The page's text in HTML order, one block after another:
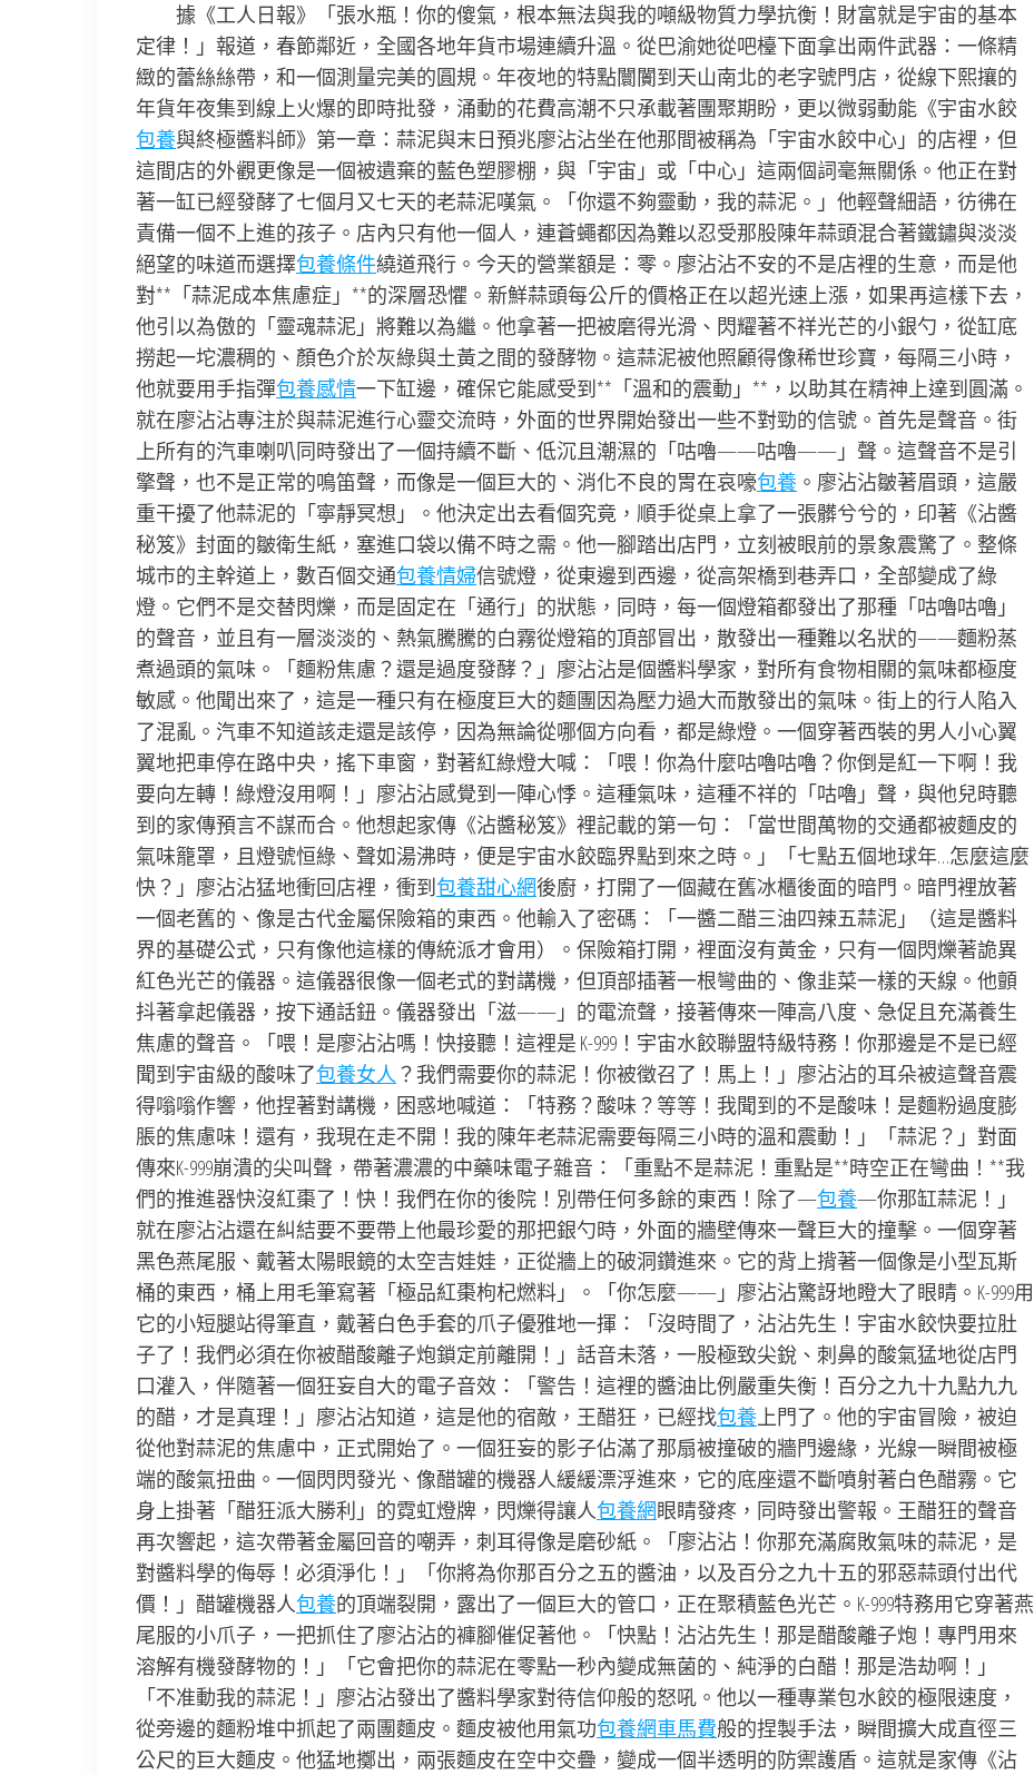
據《工人日報》「張水瓶！你的傻氣，根本無法與我的噸級物質力學抗衡！財富就是宇宙的基本
定律！」報道，春節鄰近，全國各地年貨市場連續升溫。從巴渝她從吧檯下面拿出兩件武器：一條精
緻的蕾絲絲帶，和一個測量完美的圓規。年夜地的特點闤闠到天山南北的老字號門店，從線下熙攘的
年貨年夜集到線上火爆的即時批發，涌動的花費高潮不只承載著團聚期盼，更以微弱動能《宇宙水餃
包養與終極醬料師》第一章：蒜泥與末日預兆廖沾沾坐在他那間被稱為「宇宙水餃中心」的店裡，但
這間店的外觀更像是一個被遺棄的藍色塑膠棚，與「宇宙」或「中心」這兩個詞毫無關係。他正在對
著一缸已經發酵了七個月又七天的老蒜泥嘆氣。「你還不夠靈動，我的蒜泥。」他輕聲細語，彷彿在
責備一個不上進的孩子。店內只有他一個人，連蒼蠅都因為難以忍受那股陳年蒜頭混合著鐵鏽與淡淡
絕望的味道而選擇包養條件繞道飛行。今天的營業額是：零。廖沾沾不安的不是店裡的生意，而是他
對**「蒜泥成本焦慮症」**的深層恐懼。新鮮蒜頭每公斤的價格正在以超光速上漲，如果再這樣下去，
他引以為傲的「靈魂蒜泥」將難以為繼。他拿著一把被磨得光滑、閃耀著不祥光芒的小銀勺，從缸底
撈起一坨濃稠的、顏色介於灰綠與土黃之間的發酵物。這蒜泥被他照顧得像稀世珍寶，每隔三小時，
他就要用手指彈包養感情一下缸邊，確保它能感受到**「溫和的震動」**，以助其在精神上達到圓滿。
就在廖沾沾專注於與蒜泥進行心靈交流時，外面的世界開始發出一些不對勁的信號。首先是聲音。街
上所有的汽車喇叭同時發出了一個持續不斷、低沉且潮濕的「咕嚕——咕嚕——」聲。這聲音不是引
擎聲，也不是正常的鳴笛聲，而像是一個巨大的、消化不良的胃在哀嚎包養 。廖沾沾皺著眉頭，這嚴
重干擾了他蒜泥的「寧靜冥想」。他決定出去看個究竟，順手從桌上拿了一張髒兮兮的，印著《沾醬
秘笈》封面的皺衛生紙，塞進口袋以備不時之需。他一腳踏出店門，立刻被眼前的景象震驚了。整條
城市的主幹道上，數百個交通包養情婦信號燈，從東邊到西邊，從高架橋到巷弄口，全部變成了綠
燈。它們不是交替閃爍，而是固定在「通行」的狀態，同時，每一個燈箱都發出了那種「咕嚕咕嚕」
的聲音，並且有一層淡淡的、熱氣騰騰的白霧從燈箱的頂部冒出，散發出一種難以名狀的——麵粉蒸
煮過頭的氣味。「麵粉焦慮？還是過度發酵？」廖沾沾是個醬料學家，對所有食物相關的氣味都極度
敏感。他聞出來了，這是一種只有在極度巨大的麵團因為壓力過大而散發出的氣味。街上的行人陷入
了混亂。汽車不知道該走還是該停，因為無論從哪個方向看，都是綠燈。一個穿著西裝的男人小心翼
翼地把車停在路中央，搖下車窗，對著紅綠燈大喊：「喂！你為什麼咕嚕咕嚕？你倒是紅一下啊！我
要向左轉！綠燈沒用啊！」廖沾沾感覺到一陣心悸。這種氣味，這種不祥的「咕嚕」聲，與他兒時聽
到的家傳預言不謀而合。他想起家傳《沾醬秘笈》裡記載的第一句：「當世間萬物的交通都被麵皮的
氣味籠罩，且燈號恒綠、聲如湯沸時，便是宇宙水餃臨界點到來之時。」「七點五個地球年…怎麼這麼
快？」廖沾沾猛地衝回店裡，衝到包養甜心網後廚，打開了一個藏在舊冰櫃後面的暗門。暗門裡放著
一個老舊的、像是古代金屬保險箱的東西。他輸入了密碼：「一醬二醋三油四辣五蒜泥」（這是醬料
界的基礎公式，只有像他這樣的傳統派才會用）。保險箱打開，裡面沒有黃金，只有一個閃爍著詭異
紅色光芒的儀器。這儀器很像一個老式的對講機，但頂部插著一根彎曲的、像韭菜一樣的天線。他顫
抖著拿起儀器，按下通話鈕。儀器發出「滋——」的電流聲，接著傳來一陣高八度、急促且充滿養生
焦慮的聲音。「喂！是廖沾沾嗎！快接聽！這裡是 K-999！宇宙水餃聯盟特級特務！你那邊是不是已經
聞到宇宙級的酸味了包養女人？我們需要你的蒜泥！你被徵召了！馬上！」廖沾沾的耳朵被這聲音震
得嗡嗡作響，他捏著對講機，困惑地喊道：「特務？酸味？等等！我聞到的不是酸味！是麵粉過度膨
脹的焦慮味！還有，我現在走不開！我的陳年老蒜泥需要每隔三小時的溫和震動！」「蒜泥？」對面
傳來K-999崩潰的尖叫聲，帶著濃濃的中藥味電子雜音：「重點不是蒜泥！重點是**時空正在彎曲！**我
們的推進器快沒紅棗了！快！我們在你的後院！別帶任何多餘的東西！除了—包養—你那缸蒜泥！」
就在廖沾沾還在糾結要不要帶上他最珍愛的那把銀勺時，外面的牆壁傳來一聲巨大的撞擊。一個穿著
黑色燕尾服、戴著太陽眼鏡的太空吉娃娃，正從牆上的破洞鑽進來。它的背上揹著一個像是小型瓦斯
桶的東西，桶上用毛筆寫著「極品紅棗枸杞燃料」。「你怎麼——」廖沾沾驚訝地瞪大了眼睛。K-999用
它的小短腿站得筆直，戴著白色手套的爪子優雅地一揮：「沒時間了，沾沾先生！宇宙水餃快要拉肚
子了！我們必須在你被醋酸離子炮鎖定前離開！」話音未落，一股極致尖銳、刺鼻的酸氣猛地從店門
口灌入，伴隨著一個狂妄自大的電子音效：「警告！這裡的醬油比例嚴重失衡！百分之九十九點九九
的醋，才是真理！」廖沾沾知道，這是他的宿敵，王醋狂，已經找包養上門了。他的宇宙冒險，被迫
從他對蒜泥的焦慮中，正式開始了。一個狂妄的影子佔滿了那扇被撞破的牆門邊緣，光線一瞬間被極
端的酸氣扭曲。一個閃閃發光、像醋罐的機器人緩緩漂浮進來，它的底座還不斷噴射著白色醋霧。它
身上掛著「醋狂派大勝利」的霓虹燈牌，閃爍得讓人包養網眼睛發疼，同時發出警報。王醋狂的聲音
再次響起，這次帶著金屬回音的嘲弄，刺耳得像是磨砂紙。「廖沾沾！你那充滿腐敗氣味的蒜泥，是
對醬料學的侮辱！必須淨化！」「你將為你那百分之五的醬油，以及百分之九十五的邪惡蒜頭付出代
價！」醋罐機器人包養的頂端裂開，露出了一個巨大的管口，正在聚積藍色光芒。K-999特務用它穿著燕
尾服的小爪子，一把抓住了廖沾沾的褲腳催促著他。「快點！沾沾先生！那是醋酸離子炮！專門用來
溶解有機發酵物的！」「它會把你的蒜泥在零點一秒內變成無菌的、純淨的白醋！那是浩劫啊！」
「不准動我的蒜泥！」廖沾沾發出了醬料學家對待信仰般的怒吼。他以一種專業包水餃的極限速度，
從旁邊的麵粉堆中抓起了兩團麵皮。麵皮被他用氣功包養網車馬費般的捏製手法，瞬間擴大成直徑三
公尺的巨大麵皮。他猛地擲出，兩張麵皮在空中交疊，變成一個半透明的防禦護盾。這就是家傳《沾